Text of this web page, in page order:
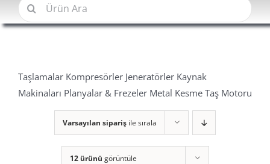
ara:
Taşlamalar Kompresörler Jeneratörler Kaynak
Makinaları Planyalar & Frezeler Metal Kesme Taş Motoru
Varsayılan sipariş ile sırala
12 ürünü görüntüle